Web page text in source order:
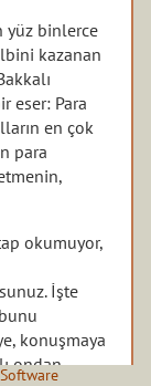
yüz binlerce
kazanan
eser: Para
en çok
para
okumuyor,
İşte
konuşmaya
ondan